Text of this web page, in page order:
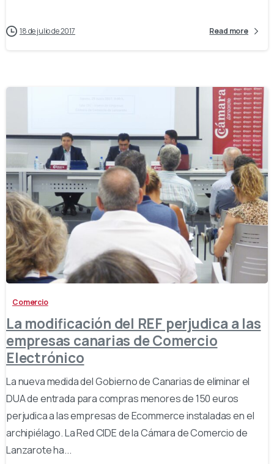
18 de julio de 2017 Read more
Comercio
La modificación del REF perjudica a las
empresas canarias de Comercio
Electrónico
La nueva medida del Gobierno de Canarias de eliminar el
DUA de entrada para compras menores de 150 euros
perjudica a las empresas de Ecommerce instaladas en el
archipiélago. La Red CIDE de la Cámara de Comercio de
Lanzarote ha...